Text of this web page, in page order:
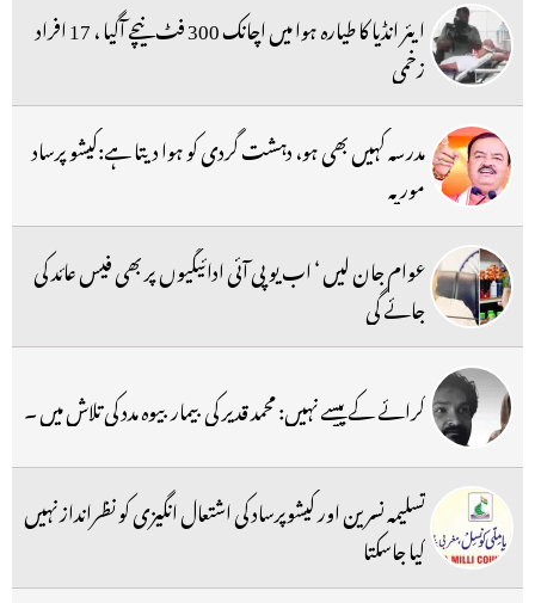
ایئر انڈیا کا طیارہ ہوا میں اچانک 300 فٹ نیچے آگیا ، 17 افراد
زخمی
مدرسہ کہیں بھی ہو، دہشت گردی کو ہوا دیتا ہے:کیشو پرساد
موریہ
عوام جان لیں ‘ اب یو پی آئی ادائیگیوں پر بھی فیس عائد کی
جائے گی
کرائے کے پیسے نہیں: محمد قدیر کی بیمار بیوہ مدد کی تلاش میں ۔
تسلیمہ نسرین اور کیشوپرساد کی اشتعال انگیزی کو نظرانداز نہیں
کیا جاسکتا